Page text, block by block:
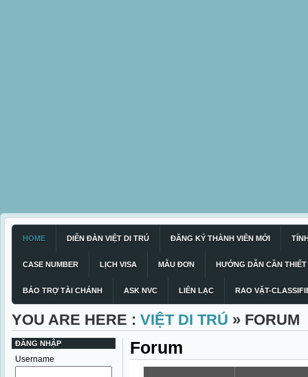
HOME DIỄN ĐÀN VIỆT DI TRÚ ĐĂNG KÝ THÀNH VIÊN MỚI
CASE NUMBER LỊCH VISA MẪU ĐƠN HƯỚNG DẪN CẦN THIẾT
BẢO TRỢ TÀI CHÁNH ASK NVC LIÊN LẠC RAO VẶT-
YOU ARE HERE : VIỆT DI TRÚ » FORUM
ĐĂNG NHẬP
Username
Forum